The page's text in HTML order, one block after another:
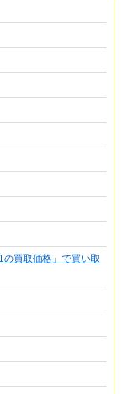
買取価格」で買い取